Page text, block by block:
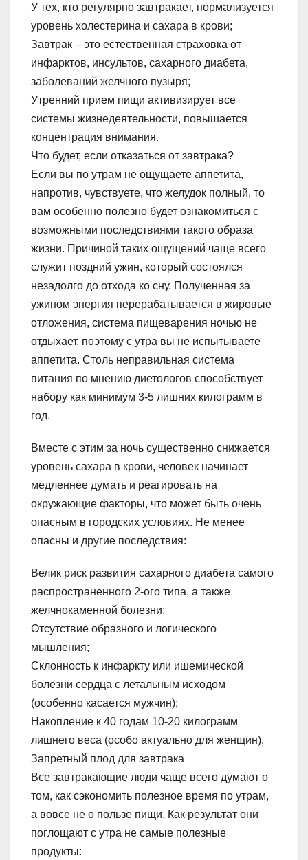
У тех, кто регулярно завтракает, нормализуется
уровень холестерина и сахара в крови;
Завтрак – это естественная страховка от
инфарктов, инсультов, сахарного диабета,
заболеваний желчного пузыря;
Утренний прием пищи активизирует все
системы жизнедеятельности, повышается
концентрация внимания.
Что будет, если отказаться от завтрака?
Если вы по утрам не ощущаете аппетита,
напротив, чувствуете, что желудок полный, то
вам особенно полезно будет ознакомиться с
возможными последствиями такого образа
жизни. Причиной таких ощущений чаще всего
служит поздний ужин, который состоялся
незадолго до отхода ко сну. Полученная за
ужином энергия перерабатывается в жировые
отложения, система пищеварения ночью не
отдыхает, поэтому с утра вы не испытываете
аппетита. Столь неправильная система
питания по мнению диетологов способствует
набору как минимум 3-5 лишних килограмм в
год.
Вместе с этим за ночь существенно снижается
уровень сахара в крови, человек начинает
медленнее думать и реагировать на
окружающие факторы, что может быть очень
опасным в городских условиях. Не менее
опасны и другие последствия:
Велик риск развития сахарного диабета самого
распространенного 2-ого типа, а также
желчнокаменной болезни;
Отсутствие образного и логического
мышления;
Склонность к инфаркту или ишемической
болезни сердца с летальным исходом
(особенно касается мужчин);
Накопление к 40 годам 10-20 килограмм
лишнего веса (особо актуально для женщин).
Запретный плод для завтрака
Все завтракающие люди чаще всего думают о
том, как сэкономить полезное время по утрам,
а вовсе не о пользе пищи. Как результат они
поглощают с утра не самые полезные
продукты: